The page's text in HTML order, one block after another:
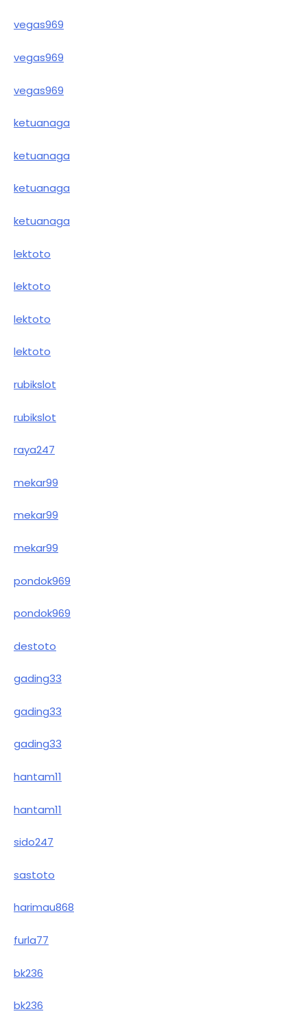
vegas969
vegas969
vegas969
ketuanaga
ketuanaga
ketuanaga
ketuanaga
lektoto
lektoto
lektoto
lektoto
rubikslot
rubikslot
raya247
mekar99
mekar99
mekar99
pondok969
pondok969
destoto
gading33
gading33
gading33
hantam11
hantam11
sido247
sastoto
harimau868
furla77
bk236
bk236